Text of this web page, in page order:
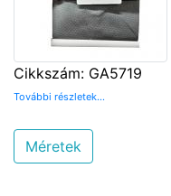
Cikkszám: GA5719
További részletek...
Méretek